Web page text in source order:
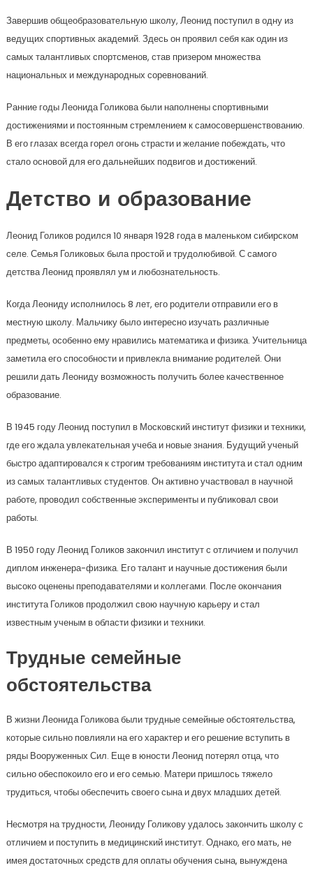
Завершив общеобразовательную школу, Леонид поступил в одну из
ведущих спортивных академий. Здесь он проявил себя как один из
самых талантливых спортсменов, став призером множества
национальных и международных соревнований.
Ранние годы Леонида Голикова были наполнены спортивными
достижениями и постоянным стремлением к самосовершенствованию.
В его глазах всегда горел огонь страсти и желание побеждать, что
стало основой для его дальнейших подвигов и достижений.
Детство и образование
Леонид Голиков родился 10 января 1928 года в маленьком сибирском
селе. Семья Голиковых была простой и трудолюбивой. С самого
детства Леонид проявлял ум и любознательность.
Когда Леониду исполнилось 8 лет, его родители отправили его в
местную школу. Мальчику было интересно изучать различные
предметы, особенно ему нравились математика и физика. Учительница
заметила его способности и привлекла внимание родителей. Они
решили дать Леониду возможность получить более качественное
образование.
В 1945 году Леонид поступил в Московский институт физики и техники,
где его ждала увлекательная учеба и новые знания. Будущий ученый
быстро адаптировался к строгим требованиям института и стал одним
из самых талантливых студентов. Он активно участвовал в научной
работе, проводил собственные эксперименты и публиковал свои
работы.
В 1950 году Леонид Голиков закончил институт с отличием и получил
диплом инженера-физика. Его талант и научные достижения были
высоко оценены преподавателями и коллегами. После окончания
института Голиков продолжил свою научную карьеру и стал
известным ученым в области физики и техники.
Трудные семейные
обстоятельства
В жизни Леонида Голикова были трудные семейные обстоятельства,
которые сильно повлияли на его характер и его решение вступить в
ряды Вооруженных Сил. Еще в юности Леонид потерял отца, что
сильно обеспокоило его и его семью. Матери пришлось тяжело
трудиться, чтобы обеспечить своего сына и двух младших детей.
Несмотря на трудности, Леониду Голикову удалось закончить школу с
отличием и поступить в медицинский институт. Однако, его мать, не
имея достаточных средств для оплаты обучения сына, вынуждена